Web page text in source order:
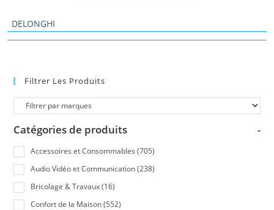
DELONGHI
Filtrer Les Produits
Catégories de produits -
Accessoires et Consommables (705)
Audio Vidéo et Communication (238)
Bricolage & Travaux (16)
Confort de la Maison (552)